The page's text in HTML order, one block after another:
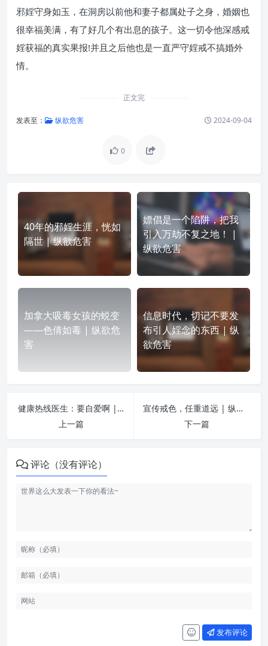
邪婬守身如玉，在洞房以前他和妻子都属处子之身，婚姻也
很幸福美满，有了好几个有出息的孩子。这一切令他深感戒
婬获福的真实果报!并且之后他也是一直严守婬戒不搞婚外
情。
正文完
发表至： 纵欲危害 2024-09-04
0
40年的邪婬生涯，恍如
隔世 | 纵欲危害
嫖倡是一个陷阱，把我
引入万劫不复之地！ |
纵欲危害
加拿大吸毒女孩的蜕变
——色倩如毒 | 纵欲危
害
信息时代，切记不要发
布引人婬念的东西 | 纵
欲危害
健康热线医生：要自爱啊 | 纵欲危害
上一篇
宣传戒色，任重道远 | 纵欲危害
下一篇
评论（没有评论）
发布评论